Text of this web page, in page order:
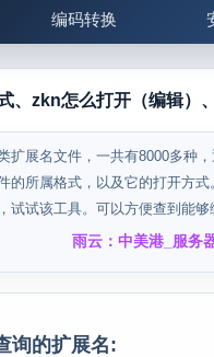
编码转换
生活便民
5.1支付宝大红包
、zkn怎么打开（编辑）
扩展名文件，一共有8000多种
的所属格式，以及它的打开方
试试该工具。可以方便查到能
雨云：中美港_服务
询的扩展名: